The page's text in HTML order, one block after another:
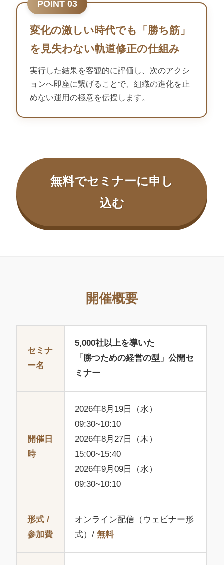
POINT 03
変化の激しい時代でも「勝ち筋」
を見失わない軌道修正の仕組み
実行した結果を客観的に評価し、次のアクシ
ョンへ即座に繋げることで、組織の進化を止
めない運用の極意を伝授します。
無料でセミナーに申し
込む
開催概要
セミナ
ー名
5,000社以上を導いた
「勝つための経営の型」公開セ
ミナー
開催日
時
2026年8月19日（水）
09:30~10:10
2026年8月27日（木）
15:00~15:40
2026年9月09日（水）
09:30~10:10
形式 /
参加費
オンライン配信（ウェビナー形
式）/ 無料